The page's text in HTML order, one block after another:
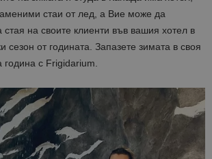
стаи от лед, а Вие може да
на своите клиенти във вашия хотел в
сезон от годината. Запазете зимата в своя
година с Frigidarium.